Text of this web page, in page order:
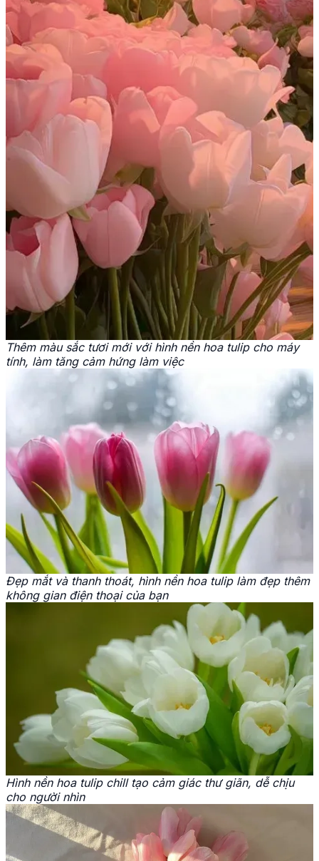
Thêm màu sắc tươi mới với hình nền hoa tulip cho máy
tính, làm tăng cảm hứng làm việc
Đẹp mắt và thanh thoát, hình nền hoa tulip làm đẹp thêm
không gian điện thoại của bạn
Hình nền hoa tulip chill tạo cảm giác thư giãn, dễ chịu
cho người nhìn